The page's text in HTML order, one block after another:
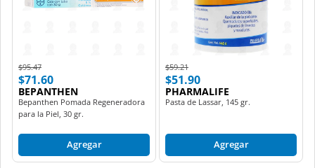
Price reduced from
$95.47to
$71.60
BEPANTHEN
Bepanthen Pomada Regeneradora
para la Piel, 30 gr.
Agregar
Price reduced from
$59.21to
$51.90
PHARMALIFE
Pasta de Lassar, 145 gr.
Agregar